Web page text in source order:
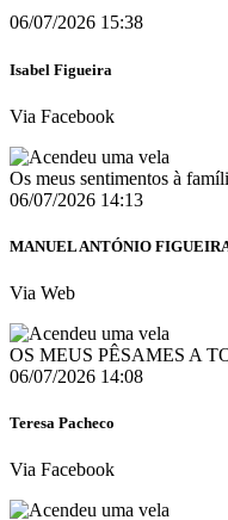
06/07/2026 15:38
Isabel Figueira
Via Facebook
Os meus sentimentos à
06/07/2026 14:13
MANUEL ANTÓNIO
Via Web
OS MEUS PÊSAMES A
06/07/2026 14:08
Teresa Pacheco
Via Facebook